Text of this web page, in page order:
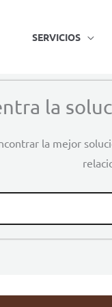
SERVICIOS
la
la mejor